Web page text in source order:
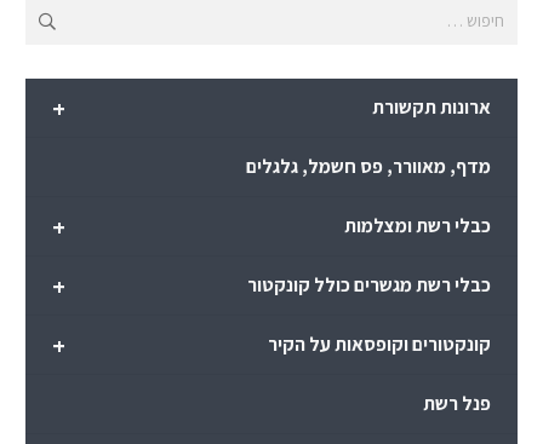
+ ארונות תקשורת
מדף, מאוורר, פס חשמל, גלגלים
+ כבלי רשת ומצלמות
+ כבלי רשת מגשרים כולל קונקטור
+ קונקטורים וקופסאות על הקיר
פנל רשת